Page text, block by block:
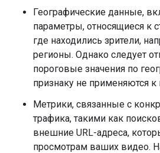
Географические данные,
параметры, относящиеся к
где находились зрители,
регионы. Однако следует
пороговые значения по
признаку не применяются
Метрики, связанные с
трафика, такими как
внешние URL-адреса,
просмотрам ваших видео.